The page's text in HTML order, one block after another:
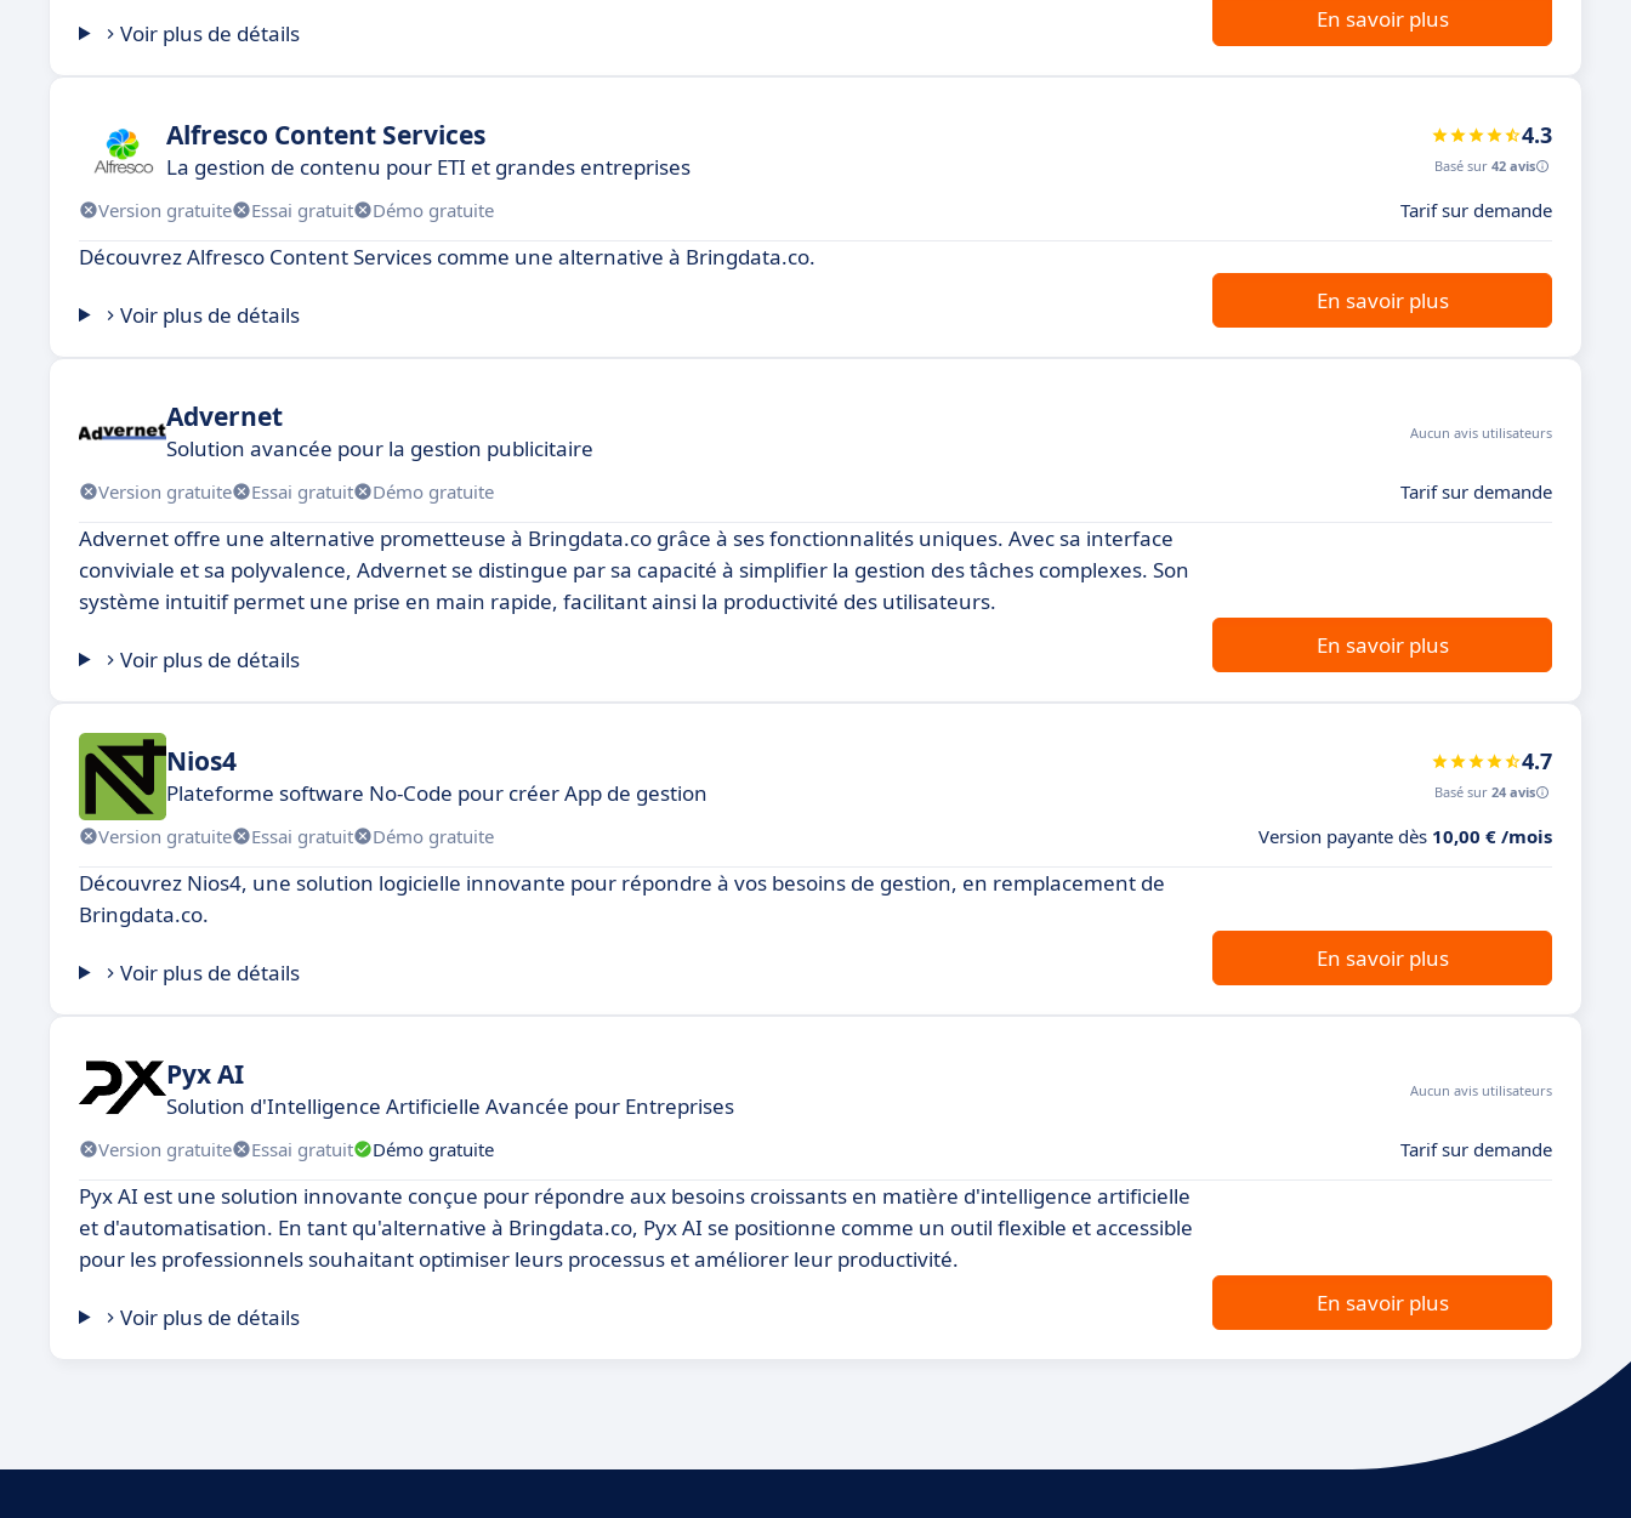
Voir plus de détails
En savoir plus
Alfresco Content Services
La gestion de contenu pour ETI et grandes entreprises
4.3
Basé sur 42 avis
Version gratuite Essai gratuit Démo gratuite Tarif sur demande
Découvrez Alfresco Content Services comme une alternative à Bringdata.co.
Voir plus de détails
En savoir plus
Advernet
Solution avancée pour la gestion publicitaire
Aucun avis utilisateurs
Version gratuite Essai gratuit Démo gratuite Tarif sur demande
Advernet offre une alternative prometteuse à Bringdata.co grâce à ses fonctionnalités uniques. Avec sa interface
conviviale et sa polyvalence, Advernet se distingue par sa capacité à simplifier la gestion des tâches complexes. Son
système intuitif permet une prise en main rapide, facilitant ainsi la productivité des utilisateurs.
Voir plus de détails
En savoir plus
Nios4
Plateforme software No-Code pour créer App de gestion
4.7
Basé sur 24 avis
Version gratuite Essai gratuit Démo gratuite Version payante dès 10,00 € /mois
Découvrez Nios4, une solution logicielle innovante pour répondre à vos besoins de gestion, en remplacement de
Bringdata.co.
Voir plus de détails
En savoir plus
Pyx AI
Solution d'Intelligence Artificielle Avancée pour Entreprises
Aucun avis utilisateurs
Version gratuite Essai gratuit Démo gratuite Tarif sur demande
Pyx AI est une solution innovante conçue pour répondre aux besoins croissants en matière d'intelligence artificielle
et d'automatisation. En tant qu'alternative à Bringdata.co, Pyx AI se positionne comme un outil flexible et accessible
pour les professionnels souhaitant optimiser leurs processus et améliorer leur productivité.
Voir plus de détails
En savoir plus